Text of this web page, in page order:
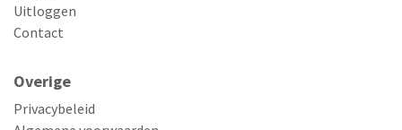
Uitloggen
Contact
Overige
Privacybeleid